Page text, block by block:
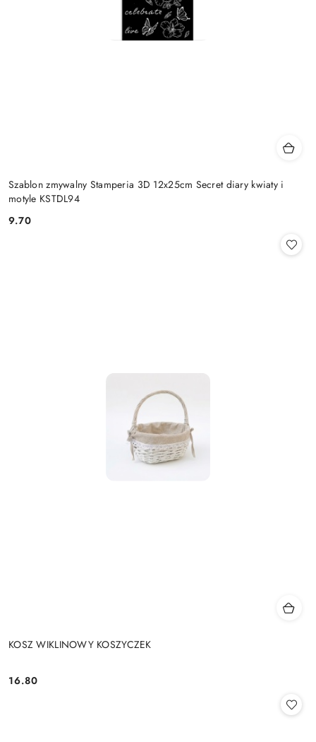
Szablon zmywalny Stamperia 3D 12x25cm Secret diary kwiaty i
motyle KSTDL94
Cena:
9.70
KOSZ WIKLINOWY KOSZYCZEK
Cena:
16.80